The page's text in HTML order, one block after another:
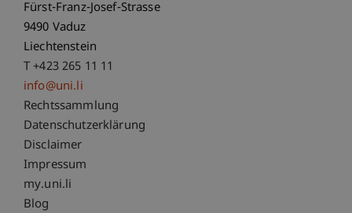
Fürst-Franz-Josef-Strasse
9490 Vaduz
Liechtenstein
T +423 265 11 11
info@uni.li
Fußzeile Rechtliche Hinweise
Rechtssammlung
Datenschutzerklärung
Disclaimer
Impressum
Fußzeile Subdomain-Verzeichnis
my.uni.li
Blog